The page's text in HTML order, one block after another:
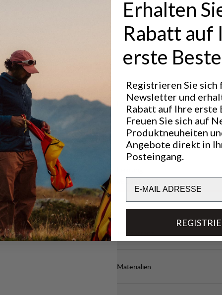
Padje
und
11 L
und
dir, deinen
andere
Hervorragend für
LIGHT & TECH
TREKKING
Materialien
Erhalten
Rabatt auf
erste
Registrieren Sie sich
Newsletter und
Rabatt auf Ihre erste
Freuen Sie sich auf
Produktneuheiten
Angebote direkt in
Posteingang.